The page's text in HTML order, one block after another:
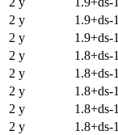
2 y
1.9+ds-1
2 y
1.9+ds-1
2 y
1.8+ds-1
2 y
1.8+ds-1
2 y
1.8+ds-1
2 y
1.8+ds-1
2 y
1.8+ds-1